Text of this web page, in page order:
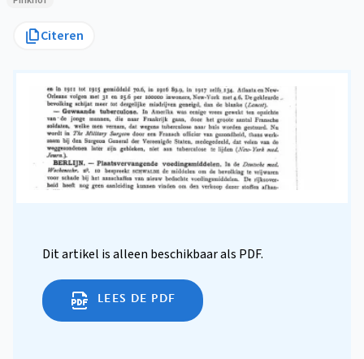
Citeren
Dit artikel is alleen beschikbaar als PDF.
LEES DE PDF